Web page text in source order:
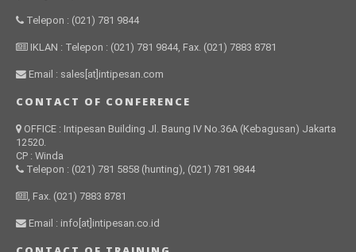
Telepon : (021) 781 9844
IKLAN : Telepon : (021) 781 9844, Fax. (021) 7883 8781
Email : sales[at]intipesan.com
CONTACT OF CONFERENCE
OFFICE : Intipesan Building Jl. Baung IV No.36A (Kebagusan) Jakarta
12520.
CP : Winda
Telepon : (021) 781 5858 (hunting), (021) 781 9844
, Fax. (021) 7883 8781
Email : info[at]intipesan.co.id